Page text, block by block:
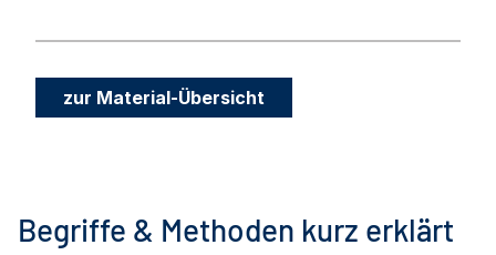
zur Material-Übersicht
Begriffe & Methoden kurz erklärt